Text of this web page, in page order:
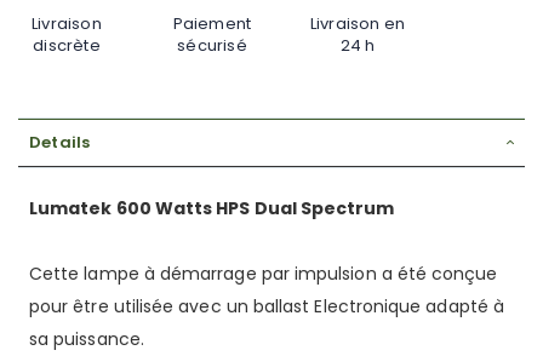
Livraison
discrète
Paiement
sécurisé
Livraison en
24 h
Details
Lumatek 600 Watts HPS Dual Spectrum
Cette lampe à démarrage par impulsion a été conçue
pour être utilisée avec un ballast Electronique adapté à
sa puissance.